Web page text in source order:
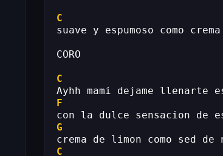
C
suave y espumoso como
CORO
C
Ayhh mami dejame llenarte
F
con la dulce sensacion de
G
crema de limon como sed de
C